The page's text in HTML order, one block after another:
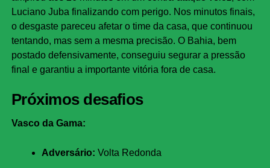
Luciano Juba finalizando com perigo. Nos minutos finais,
o desgaste pareceu afetar o time da casa, que continuou
tentando, mas sem a mesma precisão. O Bahia, bem
postado defensivamente, conseguiu segurar a pressão
final e garantiu a importante vitória fora de casa.
Próximos desafios
Vasco da Gama:
Adversário: Volta Redonda